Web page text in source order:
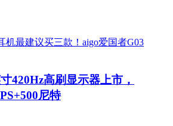
420Hz高刷显示器上市，
尼特